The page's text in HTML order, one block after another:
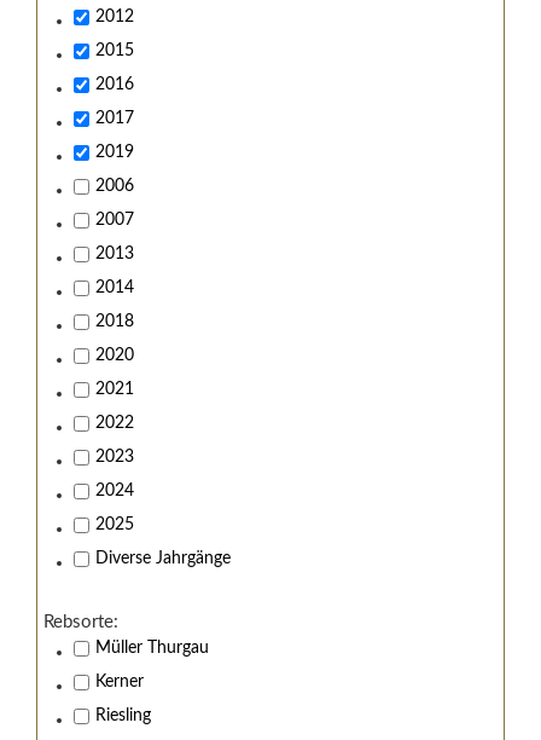
2012
2015
2016
2017
2019
2006
2007
2013
2014
2018
2020
2021
2022
2023
2024
2025
Diverse Jahrgänge
Rebsorte:
Müller Thurgau
Kerner
Riesling